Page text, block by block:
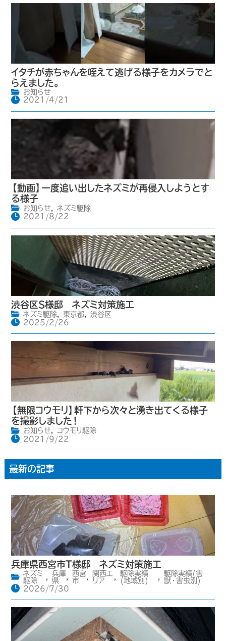
イタチが赤ちゃんを咥えて逃げる様子をカメラでと
らえました。
お知らせ
2021/4/21
【動画】一度追い出したネズミが再侵入しようとす
る様子
お知らせ,
ネズミ駆除
2021/8/22
渋谷区S様邸 ネズミ対策施工
ネズミ駆除, 東京都,
渋谷区
2025/2/26
【無限コウモリ】軒下から次々と湧き出てくる様子
を撮影しました！
お知らせ,
コウモリ駆除
2021/9/22
最新の記事
兵庫県西宮市T様邸 ネズミ対策施工
ネズミ
駆除
,
兵庫
県
,
西宮
市
,
関西エ
リア
,
駆除実績
(地域別)
,
駆除実績(害
獣・害虫別)
2026/7/30